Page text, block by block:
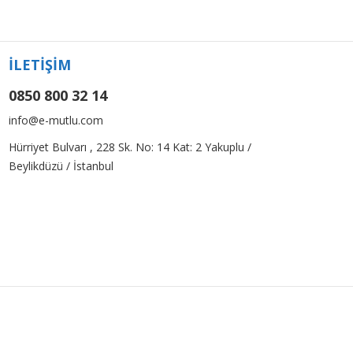
İLETİŞİM
0850 800 32 14
info@e-mutlu.com
Hürriyet Bulvarı , 228 Sk. No: 14 Kat: 2 Yakuplu /
Beylikdüzü / İstanbul